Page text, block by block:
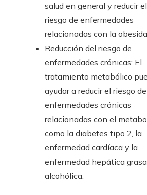
salud en general y reducir el
riesgo de enfermedades
relacionadas con la
Reducción del riesgo de
enfermedades crónicas: El
tratamiento metabólico
ayudar a reducir el riesgo de
enfermedades crónicas
relacionadas con el
como la diabetes tipo 2, la
enfermedad cardíaca y la
enfermedad hepática
alcohólica.